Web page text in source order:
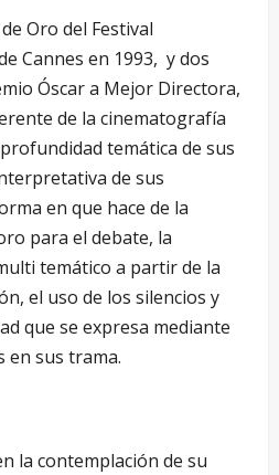
Oro del Festival
Cannes en 1993, y dos
Óscar a Mejor Directora,
de la cinematografía
temática de sus
de sus
en que hace de la
para el debate, la
temático a partir de la
el uso de los silencios y
que se expresa mediante
en sus trama.
la contemplación de su